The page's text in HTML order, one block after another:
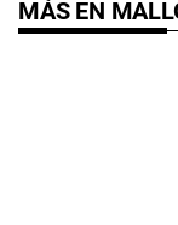
MÁS EN